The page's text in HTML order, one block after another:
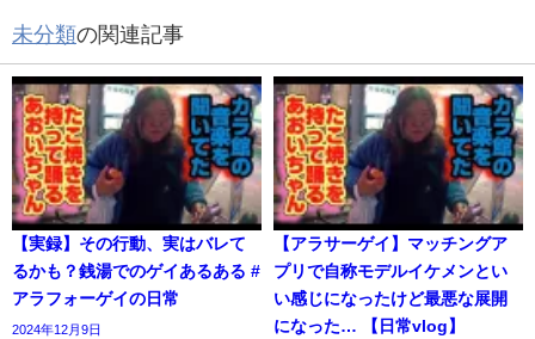
未分類の関連記事
【実録】その行動、実はバレて
るかも？銭湯でのゲイあるある #
アラフォーゲイの日常
2024年12月9日
【アラサーゲイ】マッチングア
プリで自称モデルイケメンとい
い感じになったけど最悪な展開
になった… 【日常vlog】